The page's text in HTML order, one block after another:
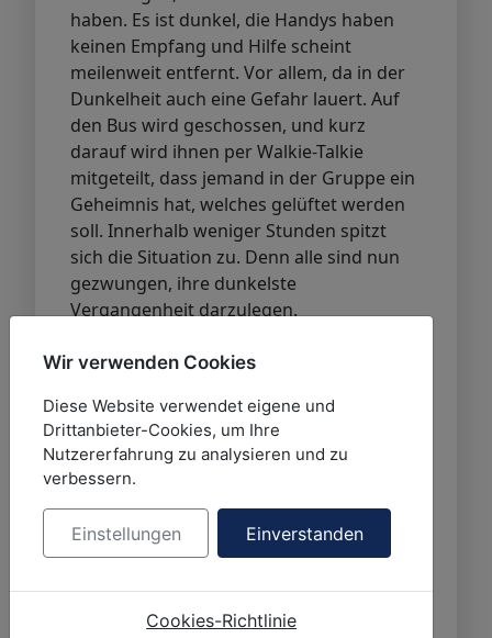
haben. Es ist dunkel, die Handys haben
keinen Empfang und Hilfe scheint
meilenweit entfernt. Vor allem, da in der
Dunkelheit auch eine Gefahr lauert. Auf
den Bus wird geschossen, und kurz
darauf wird ihnen per Walkie-Talkie
mitgeteilt, dass jemand in der Gruppe ein
Geheimnis hat, welches gelüftet werden
soll. Innerhalb weniger Stunden spitzt
sich die Situation zu. Denn alle sind nun
gezwungen, ihre dunkelste
Vergangenheit darzulegen.
Erst einmal muss ich zugeben, dass es
nicht nach kurzer Zeit zur Seite zu legen.
Der Hauptcharakter Red war mir zu wirr,
zu nervig und hat mit ihrem Verhalten so
ziemlich alles gefährdet, was gefährdet
werden kann. Ein Dritter erzählt aus ihrer
Sicht die Story und zeigt uns auf, dass Red
eigentlich in eine Therapie gehört.
Wir verwenden Cookies
Diese Website verwendet eigene und
Drittanbieter-Cookies, um Ihre
Nutzererfahrung zu analysieren und zu
verbessern.
Einstellungen Einverstanden
Cookies-Richtlinie